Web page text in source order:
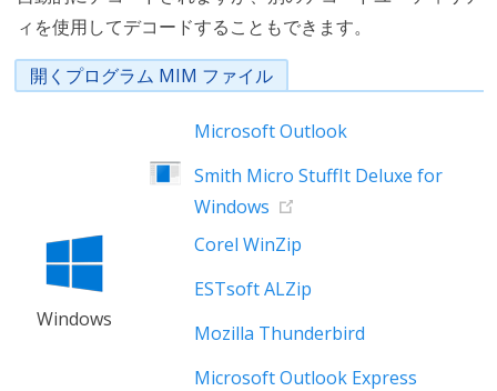
ィを使用してデコードすることもできます。
開くプログラム MIM ファイル
Windows
Microsoft Outlook
Smith Micro StuffIt Deluxe for
Windows
Corel WinZip
ESTsoft ALZip
Mozilla Thunderbird
Microsoft Outlook Express